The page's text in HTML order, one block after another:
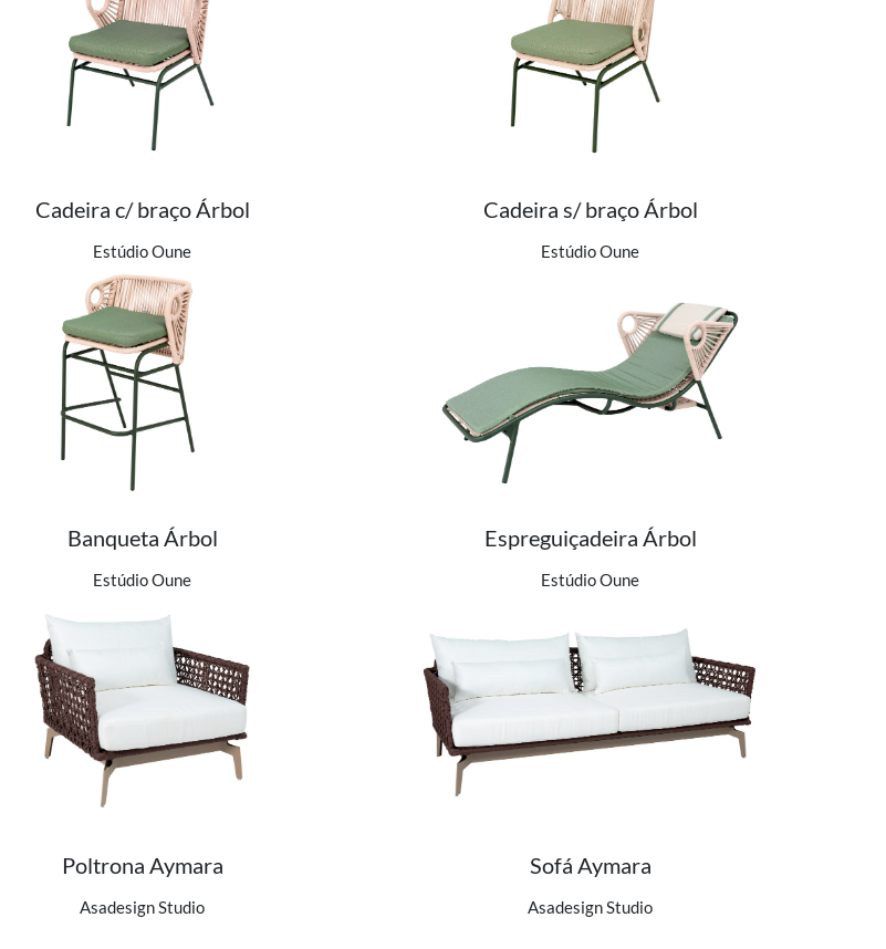
Ver detalhes do produto
Cadeira c/ braço Árbol
Estúdio Oune
Ver detalhes do produto
Cadeira s/ braço Árbol
Estúdio Oune
Ver detalhes do produto
Banqueta Árbol
Estúdio Oune
Ver detalhes do produto
Espreguiçadeira Árbol
Estúdio Oune
Ver detalhes do produto
Poltrona Aymara
Asadesign Studio
Ver detalhes do produto
Sofá Aymara
Asadesign Studio